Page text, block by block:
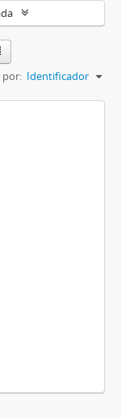
por: Identificador